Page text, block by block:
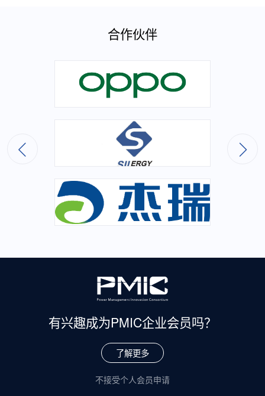
合作伙伴
有兴趣成为PMIC企业会员吗？
了解更多
不接受个人会员申请